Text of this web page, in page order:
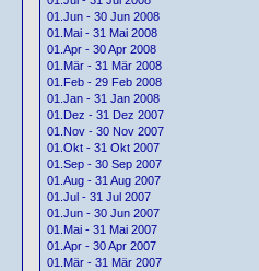
01.Jun - 30 Jun 2008
01.Mai - 31 Mai 2008
01.Apr - 30 Apr 2008
01.Mär - 31 Mär 2008
01.Feb - 29 Feb 2008
01.Jan - 31 Jan 2008
01.Dez - 31 Dez 2007
01.Nov - 30 Nov 2007
01.Okt - 31 Okt 2007
01.Sep - 30 Sep 2007
01.Aug - 31 Aug 2007
01.Jul - 31 Jul 2007
01.Jun - 30 Jun 2007
01.Mai - 31 Mai 2007
01.Apr - 30 Apr 2007
01.Mär - 31 Mär 2007